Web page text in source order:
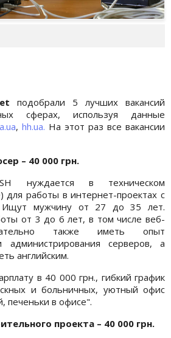
подобрали 5 лучших вакансий
сферах, используя данные
, hh.ua. На этот раз все вакансии
– 40 000 грн.
нуждается в техническом
для работы в интернет-проектах с
Ищут мужчину от 27 до 35 лет.
от 3 до 6 лет, в том числе веб-
также иметь опыт
администрирования серверов, а
английским.
в 40 000 грн., гибкий график
и больничных, уютный офис
печеньки в офисе".
проекта – 40 000 грн.